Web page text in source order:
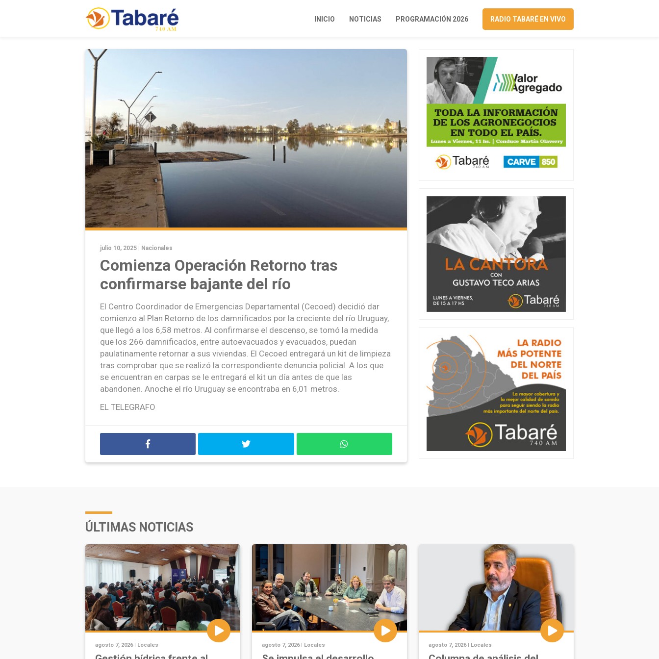
INICIO NOTICIAS PROGRAMACIÓN 2026 RADIO TABARÉ EN VIVO
julio 10, 2025 | Nacionales
Comienza Operación Retorno tras
confirmarse bajante del río
El Centro Coordinador de Emergencias Departamental (Cecoed) decidió dar
comienzo al Plan Retorno de los damnificados por la creciente del río Uruguay,
que llegó a los 6,58 metros. Al confirmarse el descenso, se tomó la medida
que los 266 damnificados, entre autoevacuados y evacuados, puedan
paulatinamente retornar a sus viviendas. El Cecoed entregará un kit de limpieza
tras comprobar que se realizó la correspondiente denuncia policial. A los que
se encuentran en carpas se le entregará el kit un día antes de que las
abandonen. Anoche el río Uruguay se encontraba en 6,01 metros.
EL TELEGRAFO
ÚLTIMAS NOTICIAS
agosto 7, 2026 | Locales agosto 7, 2026 | Locales agosto 7, 2026 | Locales